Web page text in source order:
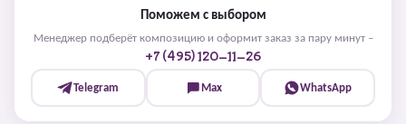
Поможем с выбором
Менеджер подберёт композицию и оформит заказ за пару минут –
+7 (495) 120-11-26
Telegram Max WhatsApp